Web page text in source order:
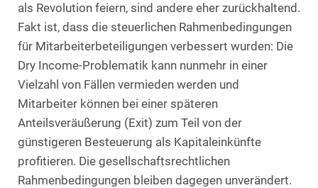
als Revolution feiern, sind andere eher zurückhaltend.
Fakt ist, dass die steuerlichen Rahmenbedingungen
für Mitarbeiterbeteiligungen verbessert wurden: Die
Dry Income-Problematik kann nunmehr in einer
Vielzahl von Fällen vermieden werden und
Mitarbeiter können bei einer späteren
Anteilsveräußerung (Exit) zum Teil von der
günstigeren Besteuerung als Kapitaleinkünfte
profitieren. Die gesellschaftsrechtlichen
Rahmenbedingungen bleiben dagegen unverändert.